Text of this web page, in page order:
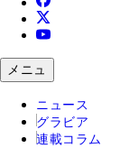
メニュ
ニュース
グラビア
連載コラム